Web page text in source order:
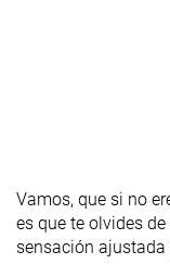
Vamos, que si no
es que te olvides
sensación ajustada